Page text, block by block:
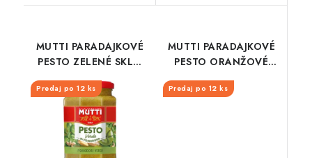
MUTTI PARADAJKOVÉ
PESTO ZELENÉ SKLO
Predaj po 12 ks
MUTTI PARADAJKOVÉ
PESTO ORANŽOVÉ
Predaj po 12 ks